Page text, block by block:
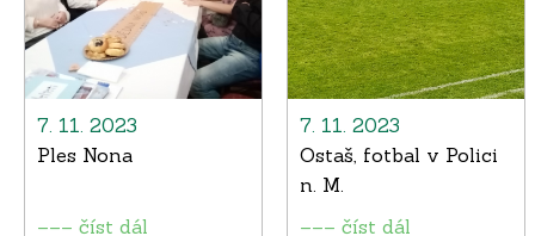
7. 11. 2023
Ples Nona
––– číst dál
7. 11. 2023
Ostaš, fotbal v Polici
n. M.
––– číst dál